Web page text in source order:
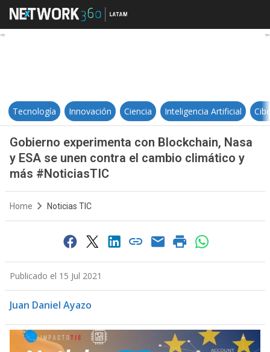
Gobierno experimenta con
Tecnología Innovación Ciencia Inteligencia Artificial
Gobierno experimenta con Blockchain, Nasa
y ESA se unen contra el cambio climático y
más #NoticiasTIC
Home Noticias TIC
Publicado el 15 Jul 2021
Juan Daniel Ayazo